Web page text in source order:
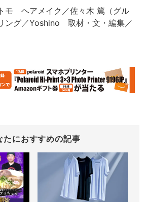
モ ヘアメイク／佐々木 篤（グル
ング／Yoshino 取材・文・編集／
たにおすすめの記事